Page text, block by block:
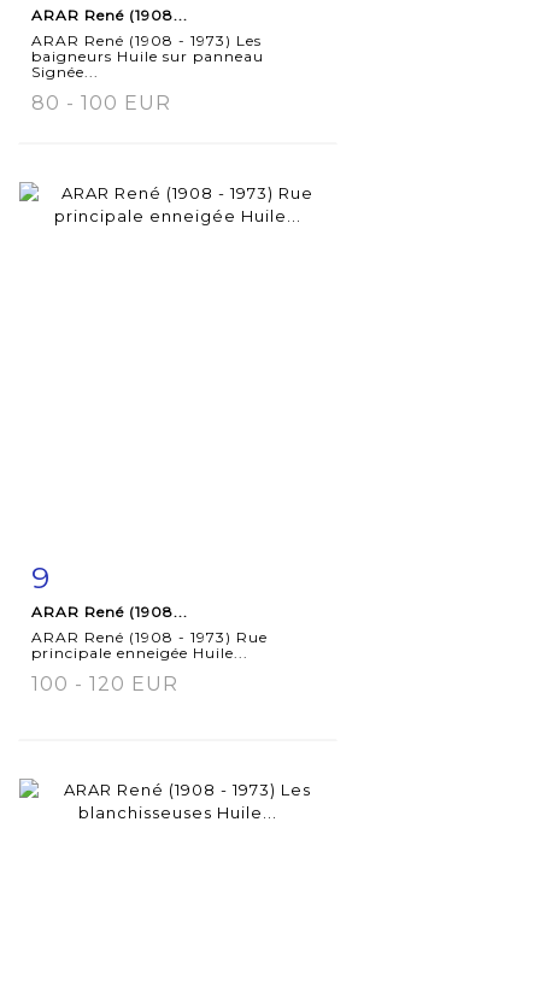
détaillée
ARAR René (1908...
ARAR René (1908 - 1973) Les
baigneurs Huile sur panneau
Signée...
80 - 100 EUR
détaillée
9
ARAR René (1908...
ARAR René (1908 - 1973) Rue
principale enneigée Huile...
100 - 120 EUR